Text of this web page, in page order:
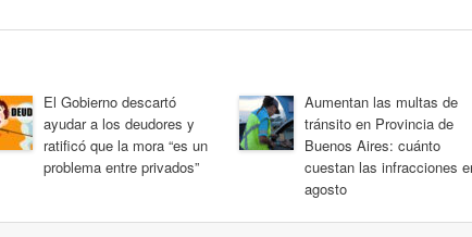
El Gobierno descartó
ayudar a los deudores y
ratificó que la mora “es un
problema entre privados”
Aumentan las multas de
tránsito en Provincia de
Buenos Aires: cuánto
cuestan las infracciones
agosto